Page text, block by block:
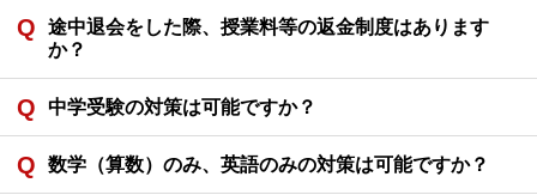
途中退会をした際、授業料等の返金制度はあります
か？
中学受験の対策は可能ですか？
数学（算数）のみ、英語のみの対策は可能ですか？